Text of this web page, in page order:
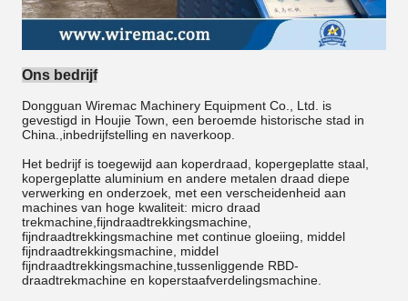
Ons bedrijf
Dongguan Wiremac Machinery Equipment Co., Ltd. is
gevestigd in Houjie Town, een beroemde historische stad in
China.,inbedrijfstelling en naverkoop.
Het bedrijf is toegewijd aan koperdraad, kopergeplatte staal,
kopergeplatte aluminium en andere metalen draad diepe
verwerking en onderzoek, met een verscheidenheid aan
machines van hoge kwaliteit: micro draad
trekmachine,fijndraadtrekkingsmachine,
fijndraadtrekkingsmachine met continue gloeiing, middel
fijndraadtrekkingsmachine, middel
fijndraadtrekkingsmachine,tussenliggende RBD-
draadtrekmachine en koperstaafverdelingsmachine.